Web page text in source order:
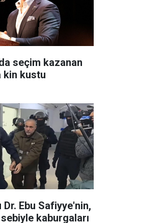
seçim kazanan
kin kustu
Dr. Ebu Safiyye'nin,
kaburgaları